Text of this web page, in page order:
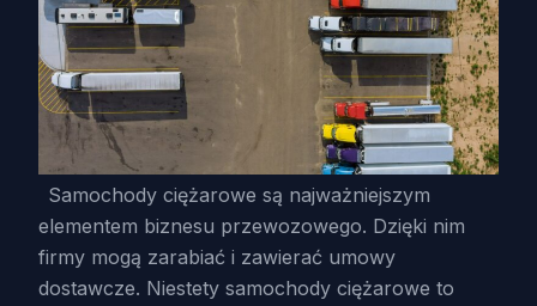
Samochody ciężarowe są najważniejszym
elementem biznesu przewozowego. Dzięki nim
firmy mogą zarabiać i zawierać umowy
dostawcze. Niestety samochody ciężarowe to